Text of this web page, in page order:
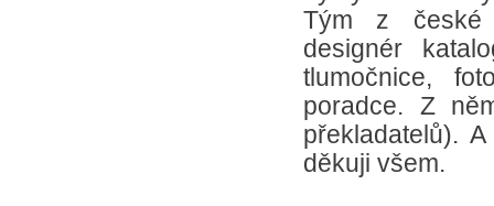
Tým z české
designér
tlumočnice,
poradce. Z
překladatelů).
děkuji všem.